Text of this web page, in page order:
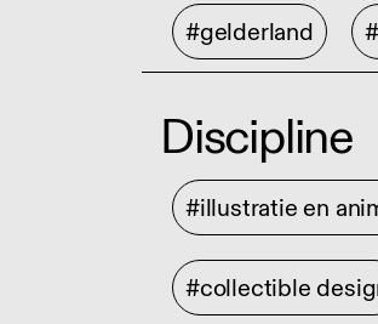
#gelderland
Discipline
#illustratie en
#collectible